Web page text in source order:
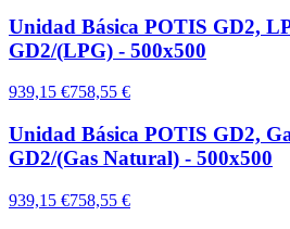
Unidad Básica POTIS GD2,
GD2/(LPG) - 500x500
939,15 €758,55 €
Unidad Básica POTIS GD2,
GD2/(Gas Natural) - 500x500
939,15 €758,55 €